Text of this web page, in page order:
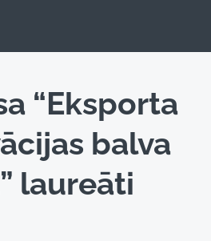
“Eksporta
balva
laureāti